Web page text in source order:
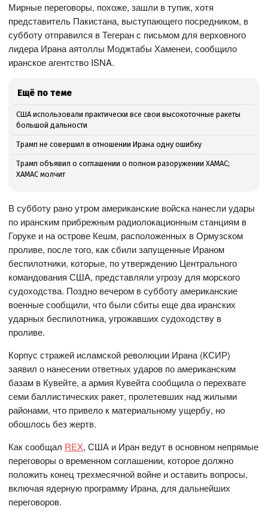
Мирные переговоры, похоже, зашли в тупик, хотя
представитель Пакистана, выступающего посредником, в
субботу отправился в Тегеран с письмом для верховного
лидера Ирана аятоллы Моджтабы Хаменеи, сообщило
иранское агентство ISNA.
Ещё по теме
США использовали практически все свои высокоточные ракеты
большой дальности
Трамп не совершил в отношении Ирана одну ошибку
Трамп объявил о соглашении о полном разоружении ХАМАС;
ХАМАС молчит
В субботу рано утром американские войска нанесли удары
по иранским прибрежным радиолокационным станциям в
Горуке и на острове Кешм, расположенных в Ормузском
проливе, после того, как сбили запущенные Ираном
беспилотники, которые, по утверждению Центрального
командования США, представляли угрозу для морского
судоходства. Поздно вечером в субботу американские
военные сообщили, что были сбиты еще два иранских
ударных беспилотника, угрожавших судоходству в
проливе.
Корпус стражей исламской революции Ирана (КСИР)
заявил о нанесении ответных ударов по американским
базам в Кувейте, а армия Кувейта сообщила о перехвате
семи баллистических ракет, пролетевших над жилыми
районами, что привело к материальному ущербу, но
обошлось без жертв.
Как сообщал REX, США и Иран ведут в основном непрямые
переговоры о временном соглашении, которое должно
положить конец трехмесячной войне и оставить вопросы,
включая ядерную программу Ирана, для дальнейших
переговоров.